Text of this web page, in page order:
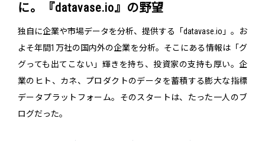
に。『datavase.io』の野望
独自に企業や市場データを分析、提供する「datavase.io」。お
よそ年間1万社の国内外の企業を分析。そこにある情報は「グ
グっても出てこない」輝きを持ち、投資家の支持も厚い。企
業のヒト、カネ、プロダクトのデータを蓄積する膨大な指標
データプラットフォーム。そのスタートは、たった一人のブ
ログだった。